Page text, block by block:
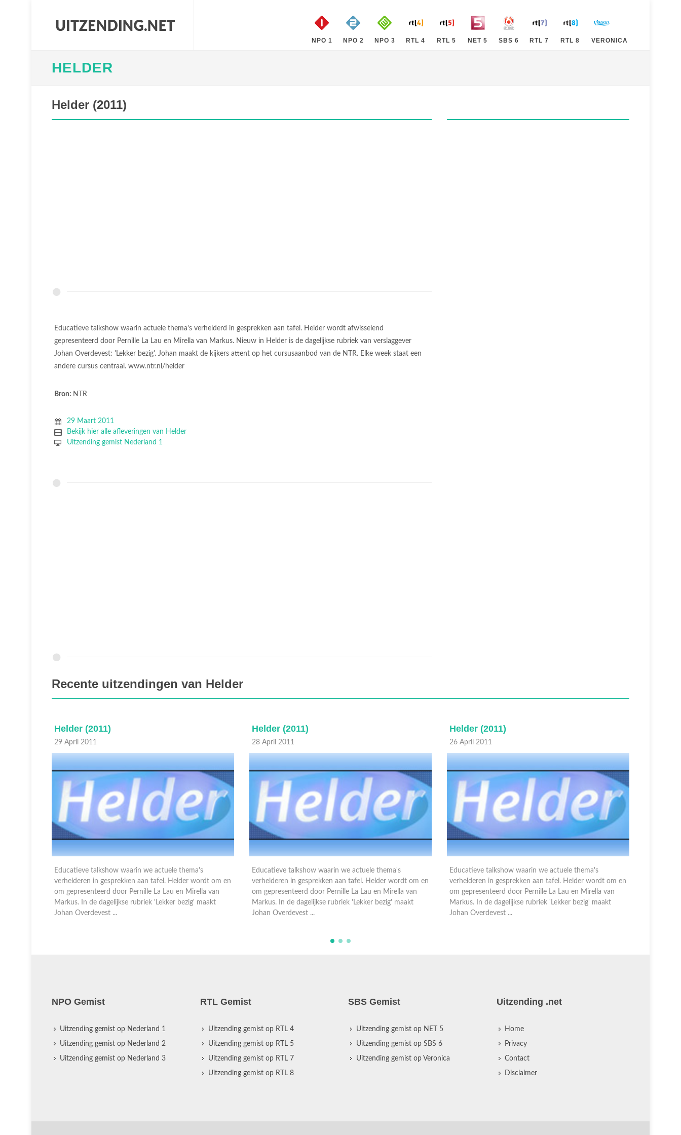
NPO 1 NPO 2 NPO 3 RTL 4 RTL 5 NET 5 SBS 6 RTL 7 RTL 8 VERONICA
HELDER
Helder (2011)
Educatieve talkshow waarin actuele thema's verhelderd in gesprekken aan tafel. Helder wordt afwisselend
gepresenteerd door Pernille La Lau en Mirella van Markus. Nieuw in Helder is de dagelijkse rubriek van verslaggever
Johan Overdevest: 'Lekker bezig'. Johan maakt de kijkers attent op het cursusaanbod van de NTR. Elke week staat een
andere cursus centraal. www.ntr.nl/helder
Bron: NTR
29 Maart 2011
Bekijk hier alle afleveringen van Helder
Uitzending gemist Nederland 1
Recente uitzendingen van Helder
Helder (2011)
28 April 2011
Educatieve talkshow waarin we actuele thema's
verhelderen in gesprekken aan tafel. Helder wordt om en
om gepresenteerd door Pernille La Lau en Mirella van
Markus. In de dagelijkse rubriek 'Lekker bezig' maakt
Johan Overdevest ...
Helder (2011)
26 April 2011
Educatieve talkshow waarin we actuele thema's
verhelderen in gesprekken aan tafel. Helder wordt om en
om gepresenteerd door Pernille La Lau en Mirella van
Markus. In de dagelijkse rubriek 'Lekker bezig' maakt
Johan Overdevest ...
Helder (2011)
08 April 2011
Educatieve talkshow waarin actuele thema's verhelderd
in gesprekken aan tafel. Helder wordt afwisselend
gepresenteerd door Pernille La Lau en Mirella van
Markus. Nieuw in Helder is de dagelijkse rubriek van
verslaggever Johan ...
NPO Gemist
Uitzending gemist op Nederland 1
Uitzending gemist op Nederland 2
Uitzending gemist op Nederland 3
RTL Gemist
Uitzending gemist op RTL 4
Uitzending gemist op RTL 5
Uitzending gemist op RTL 7
Uitzending gemist op RTL 8
SBS Gemist
Uitzending gemist op NET 5
Uitzending gemist op SBS 6
Uitzending gemist op Veronica
Uitzending .net
Home
Privacy
Contact
Disclaimer